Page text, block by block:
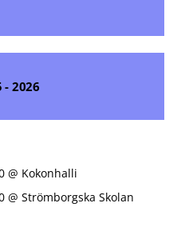
2026
@ Kokonhalli
@ Strömborgska Skolan